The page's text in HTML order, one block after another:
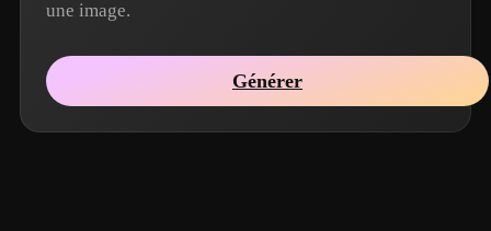
une image.
Générer